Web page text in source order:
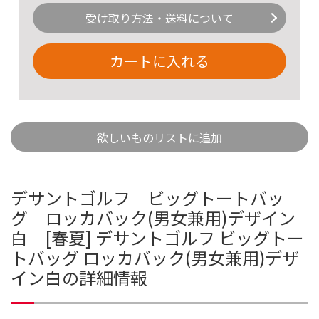
受け取り方法・送料について
カートに入れる
欲しいものリストに追加
デサントゴルフ ビッグトートバッ
グ ロッカバック(男女兼用)デザイン
白 [春夏] デサントゴルフ ビッグトー
トバッグ ロッカバック(男女兼用)デザ
イン白の詳細情報